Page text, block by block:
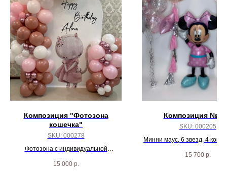
Композиция "Фотозона
кошечка"
SKU: 000278
Фотозона с индивидуальной
15 000 р.
Композиция №
SKU: 000205
Минни маус, 6 звезд, 4
15 700 р.